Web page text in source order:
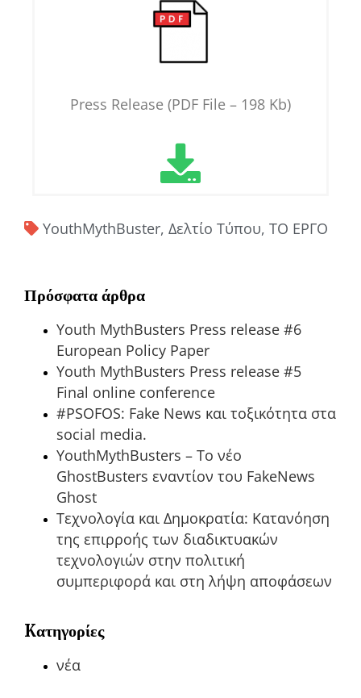
Press Release (PDF File – 198 Kb)
YouthMythBuster, Δελτίο Τύπου, ΤΟ ΕΡΓΟ
Πρόσφατα άρθρα
Youth MythBusters Press release #6
European Policy Paper
Youth MythBusters Press release #5
Final online conference
#PSOFOS: Fake News και τοξικότητα στα
social media.
YouthMythBusters – Το νέο
GhostBusters εναντίον του FakeNews
Ghost
Τεχνολογία και Δημοκρατία: Κατανόηση
της επιρροής των διαδικτυακών
τεχνολογιών στην πολιτική
συμπεριφορά και στη λήψη αποφάσεων
Kατηγορίες
νέα